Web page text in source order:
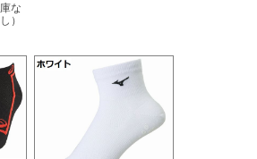
庫な
し）